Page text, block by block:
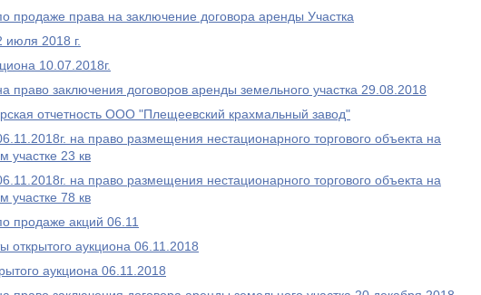
продаже права на заключение договора аренды Участка
июля 2018 г.
10.07.2018г.
право заключения договоров аренды земельного участка 29.08.2018
отчетность ООО "Плещеевский крахмальный завод"
на право размещения нестационарного торгового объекта на
участке 23 кв
на право размещения нестационарного торгового объекта на
участке 78 кв
продаже акций 06.11
открытого аукциона 06.11.2018
аукциона 06.11.2018